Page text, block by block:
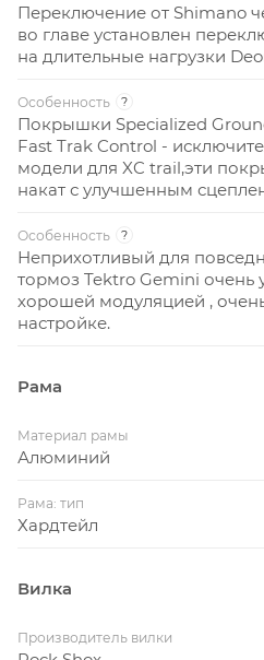
Переключение от Shimano
во главе установлен
на длительные нагрузки
Особенность ?
Покрышки Specialized
Fast Trak Control -
модели для XC trail,эти
накат с улучшенным
Особенность ?
Неприхотливый для
тормоз Tektro Gemini очень
хорошей модуляцией ,
настройке.
Рама
Материал рамы
Алюминий
Рама: тип
Хардтейл
Вилка
Производитель вилки